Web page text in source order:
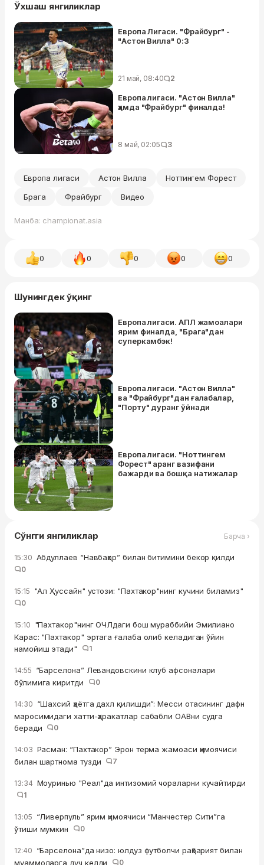
Ўхшаш янгиликлар
Европа Лигаси. "Фрайбург" -
"Астон Вилла" 0:3
21 май, 08:40 2
Европа лигаси. "Астон Вилла"
ҳамда "Фрайбург" финалда!
8 май, 02:05 3
Европа лигаси Астон Вилла
Ноттингем Форест
Брага
Фрайбург Видео
Манба: championat.asia
0 0 0 0 0
Шунингдек ўқинг
Европа лигаси. АПЛ жамоалари
ярим финалда, "Брага"дан
суперкамбэк!
Европа лигаси. "Астон Вилла"
ва "Фрайбург"дан ғалабалар,
"Порту" дуранг ўйнади
Европа лигаси. "Ноттингем
Форест" аранг вазифани
бажарди ва бошқа натижалар
Сўнгги янгиликлар Барча ›
15:30 Абдуллаев “Навбаҳор” билан битимини бекор қилди
0
15:15 "Ал Ҳуссайн" устози: "Пахтакор"нинг кучини биламиз"
0
15:10 "Пахтакор"нинг ОЧЛдаги бош мураббийи Эмилиано
Карас: "Пахтакор" эртага ғалаба олиб келадиган ўйин
намойиш этади"
1
14:55 “Барселона” Левандовскини клуб афсоналари
бўлимига киритди
0
14:30 “Шахсий ҳаётга дахл қилишди”: Месси отасининг дафн
маросимидаги хатти-ҳаракатлар сабабли ОАВни судга
беради
0
14:03 Расман: “Пахтакор” Эрон терма жамоаси ҳимоячиси
билан шартнома тузди
7
13:34 Моуринью "Реал"да интизомий чораларни кучайтирди
1
13:05 “Ливерпуль” ярим ҳимоячиси “Манчестер Сити”га
ўтиши мумкин
0
12:40 “Барселона”да низо: юлдуз футболчи раҳбарият билан
муаммоларга дуч келди
0